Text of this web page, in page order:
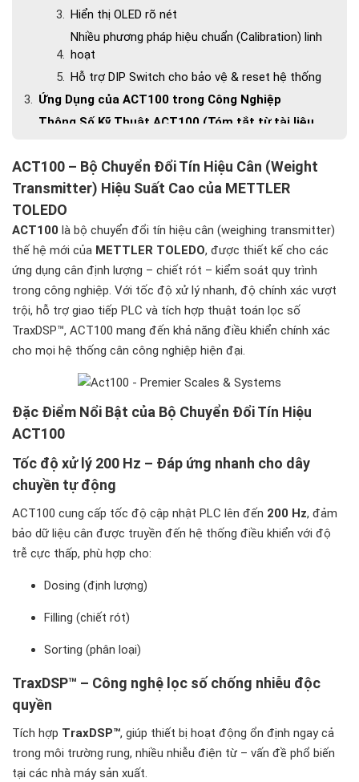
Hiển thị OLED rõ nét
Nhiều phương pháp hiệu chuẩn (Calibration) linh
hoạt
Hỗ trợ DIP Switch cho bảo vệ & reset hệ thống
Ứng Dụng của ACT100 trong Công Nghiệp
Thông Số Kỹ Thuật ACT100 (Tóm tắt từ tài liệu
Tín hiệu Loadcell
Analog Output
EtherNet / Webserver
Lắp đặt
Vì Sao Doanh Nghiệp Nên Chọn ACT100?
Mua ACT100 Chính Hãng tại Việt Nam – Beta
Solution
Thông Tin Liên Hệ
ACT100 – Bộ Chuyển Đổi Tín Hiệu Cân (Weight
Transmitter) Hiệu Suất Cao của METTLER
TOLEDO
ACT100 là bộ chuyển đổi tín hiệu cân (weighing transmitter)
thế hệ mới của METTLER TOLEDO, được thiết kế cho các
ứng dụng cân định lượng – chiết rót – kiểm soát quy trình
trong công nghiệp. Với tốc độ xử lý nhanh, độ chính xác vượt
trội, hỗ trợ giao tiếp PLC và tích hợp thuật toán lọc số
TraxDSP™, ACT100 mang đến khả năng điều khiển chính xác
cho mọi hệ thống cân công nghiệp hiện đại.
Đặc Điểm Nổi Bật của Bộ Chuyển Đổi Tín Hiệu
ACT100
Tốc độ xử lý 200 Hz – Đáp ứng nhanh cho dây
chuyền tự động
ACT100 cung cấp tốc độ cập nhật PLC lên đến 200 Hz, đảm
bảo dữ liệu cân được truyền đến hệ thống điều khiển với độ
trễ cực thấp, phù hợp cho:
Dosing (định lượng)
Filling (chiết rót)
Sorting (phân loại)
TraxDSP™ – Công nghệ lọc số chống nhiễu độc
quyền
Tích hợp TraxDSP™, giúp thiết bị hoạt động ổn định ngay cả
trong môi trường rung, nhiều nhiễu điện từ – vấn đề phổ biến
tại các nhà máy sản xuất.